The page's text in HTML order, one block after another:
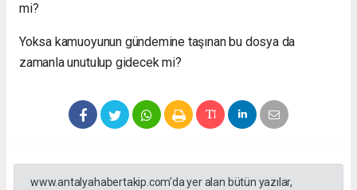
mi?
Yoksa kamuoyunun gündemine taşınan bu dosya da
zamanla unutulup gidecek mi?
www.antalyahabertakip.com'da yer alan bütün yazılar,